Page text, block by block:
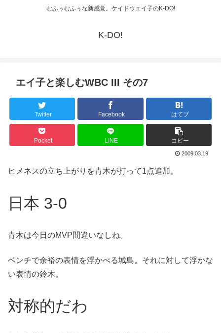
むふぅむふぅな新感覚。ケイドウエイ子のK-DO!
K-DO!
エイ子と楽しむWBC III その7
Twitter Facebook はてブ
Pocket LINE コピー
2009.03.19
ヒメネスの立ち上がりを青木が打って1点追加。
日本 3-0
青木は今日のMVP間違いなしね。
ベンチで余裕の表情を浮かべる城島。それに対して浮かな
い表情の鈴木。
対称的だわ